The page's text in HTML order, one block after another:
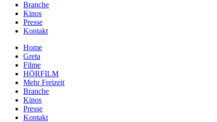
Branche
Kinos
Presse
Kontakt
Home
Greta
Filme
HÖRFILM
Mehr Freizeit
Branche
Kinos
Presse
Kontakt